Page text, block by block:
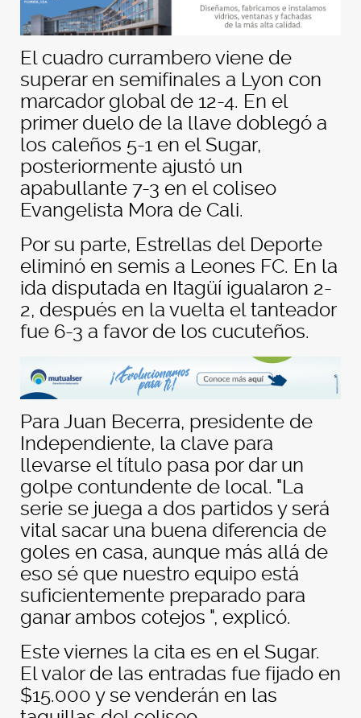
El cuadro currambero viene de
superar en semifinales a Lyon con
marcador global de 12-4. En el
primer duelo de la llave doblegó a
los caleños 5-1 en el Sugar,
posteriormente ajustó un
apabullante 7-3 en el coliseo
Evangelista Mora de Cali.
Por su parte, Estrellas del Deporte
eliminó en semis a Leones FC. En la
ida disputada en Itagüí igualaron 2-
2, después en la vuelta el tanteador
fue 6-3 a favor de los cucuteños.
Para Juan Becerra, presidente de
Independiente, la clave para
llevarse el título pasa por dar un
golpe contundente de local. "La
serie se juega a dos partidos y será
vital sacar una buena diferencia de
goles en casa, aunque más allá de
eso sé que nuestro equipo está
suficientemente preparado para
ganar ambos cotejos ", explicó.
Este viernes la cita es en el Sugar.
El valor de las entradas fue fijado en
$15.000 y se venderán en las